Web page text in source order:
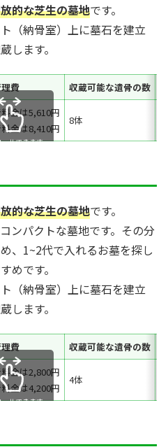
的な芝生の墓地です。
（納骨室）上に墓石を建立
します。
費 収蔵可能な遺骨の数
金は5,610円
金は8,410円
8体
ルできます
的な芝生の墓地です。
ンパクトな墓地です。その分
、1~2代で入れるお墓を探し
めです。
（納骨室）上に墓石を建立
します。
費 収蔵可能な遺骨の数
金は2,800円
金は4,200円
4体
ルできます